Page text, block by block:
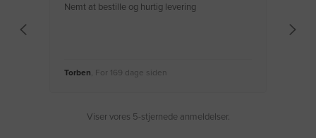
Nemt at bestille og hurtig levering
Torben , For 169 dage siden
Viser vores 5-stjernede anmeldelser.